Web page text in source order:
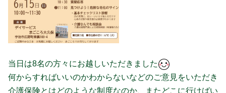
当日は8名の方々にお越しいただきました
何からすればいいのかわからないなどのご意見をいただき
介護保険とはどのような制度なのか、またどこに行けばい